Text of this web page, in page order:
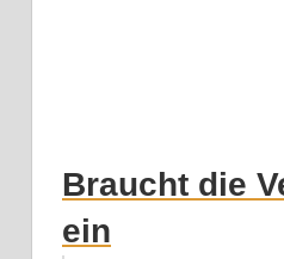
Braucht die
ein